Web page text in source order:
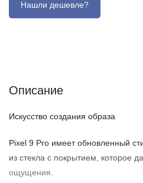
Описание
Искусство создания образа
Pixel 9 Pro имеет обновленный
из стекла с покрытием, которое
ощущения.